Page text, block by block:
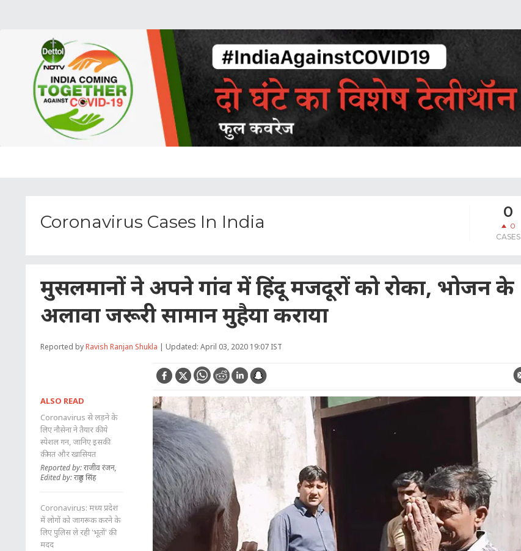
Coronavirus Cases In India 0
0
CASES
मुसलमानों ने अपने गांव में हिंदू मजदूरों को रोका, भोजन के
अलावा जरूरी सामान मुहैया कराया
Reported byRavish Ranjan Shukla | Updated: April 03, 2020 19:07 IST
ALSO READ
Coronavirus से लड़ने के
लिए नौसेना ने तैयार की ये
स्पेशल गन, जानिए इसकी
कीमत और खासियत
Reported by: राजीव रंजन,
Edited by: राहुल सिंह
Coronavirus: मध्य प्रदेश
में लोगों को जागरूक करने के
लिए पुलिस ले रही 'भूतों' की
मदद